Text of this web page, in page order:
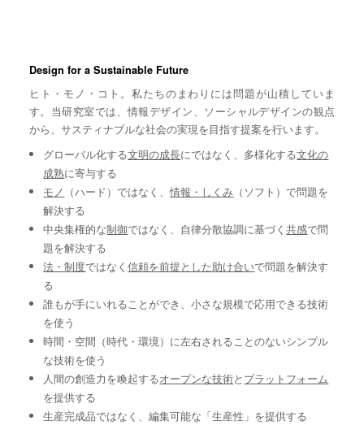
Design for a Sustainable Future
ヒト・モノ・コト。私たちのまわりには問題が山積していま
す。当研究室では、情報デザイン、ソーシャルデザインの観点
から、サスティナブルな社会の実現を目指す提案を行います。
グローバル化する文明の成長にではなく、多様化する文化の
成熟に寄与する
モノ （ハード）ではなく、情報・しくみ （ソフト）で問題を
解決する
中央集権的な制御ではなく、自律分散協調に基づく共感で問
題を解決する
法・制度ではなく信頼を前提とした助け合いで問題を解決す
る
誰もが手にいれることができ、小さな規模で応用できる技術
を使う
時間・空間（時代・環境）に左右されることのないシンプル
な技術を使う
人間の創造力を喚起するオープンな技術と プラットフォーム
を提供する
生産完成品ではなく、編集可能な「生産性」を提供する